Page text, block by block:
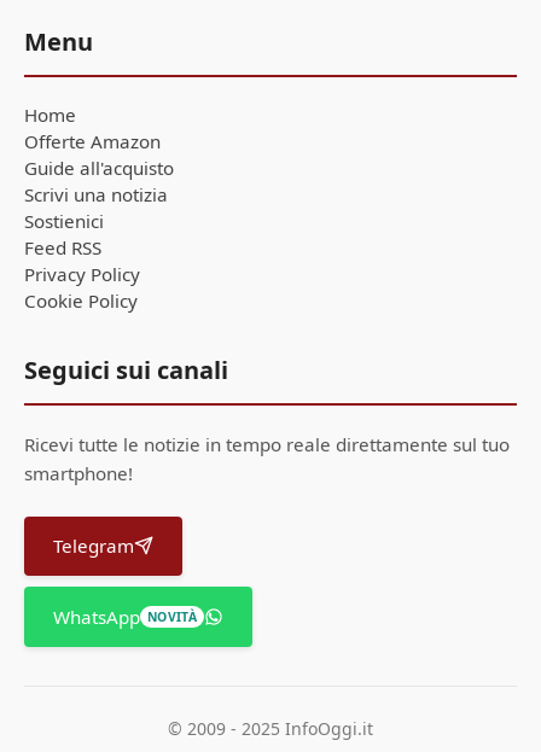
Menu
Home
Offerte Amazon
Guide all'acquisto
Scrivi una notizia
Sostienici
Feed RSS
Privacy Policy
Cookie Policy
Seguici sui canali
Ricevi tutte le notizie in tempo reale direttamente sul tuo
smartphone!
Telegram
WhatsApp NOVITÀ
© 2009 - 2025 InfoOggi.it